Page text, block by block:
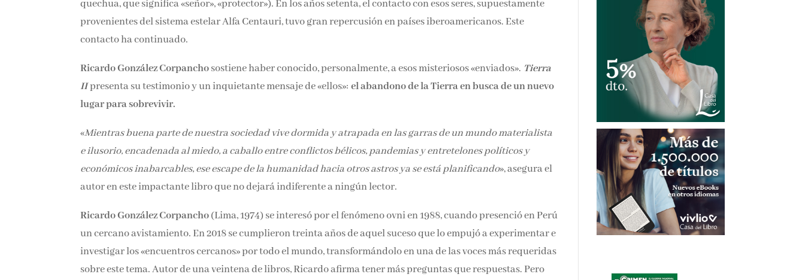
quechua, que significa «señor», «protector»). En los años setenta, el contacto con esos seres, supuestamente
provenientes del sistema estelar Alfa Centauri, tuvo gran repercusión en países iberoamericanos. Este
contacto ha continuado.
Ricardo González Corpanchosostiene haber conocido, personalmente, a esos misteriosos «enviados». Tierra
IIpresenta su testimonio y un inquietante mensaje de «ellos»:el abandono de la Tierra en busca de un nuevo
lugar para sobrevivir.
«Mientras buena parte de nuestra sociedad vive dormida y atrapada en las garras de un mundo materialista
e ilusorio, encadenada al miedo, a caballo entre conflictos bélicos, pandemias y entretelones políticos y
económicos inabarcables, ese escape de la humanidad hacia otros astros ya se está planificando», asegura el
autor en este impactante libro que no dejará indiferente a ningún lector.
Ricardo González Corpancho(Lima, 1974) se interesó por el fenómeno ovni en 1988, cuando presenció en Perú
un cercano avistamiento. En 2018 se cumplieron treinta años de aquel suceso que lo empujó a experimentar e
investigar los «encuentros cercanos» por todo el mundo, transformándolo en una de las voces más requeridas
sobre este tema. Autor de una veintena de libros, Ricardo afirma tener más preguntas que respuestas. Pero